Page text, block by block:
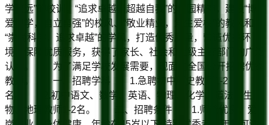
学致远”的校训，“追求卓越，超越自我”的校园精神，建设“博
爱博学，自立自强”的校风、“敬业精业，爱生爱校”的教风和
“崇尚科学，追求卓越”的学风，打造优秀质量，营造优美环
境，保障优质服务，获得了家长、社会和上级主管部门的广泛
认可。 为了满足学校发展需要，现面向全国公开招聘优秀
教师。 一、招聘学科 1.急聘初中历史教师1-2
名。 2.初中语文、数学、英语、物理、化学、道法、生
物、地理教师1-2名。 二、招聘条件 1.师德优良，爱